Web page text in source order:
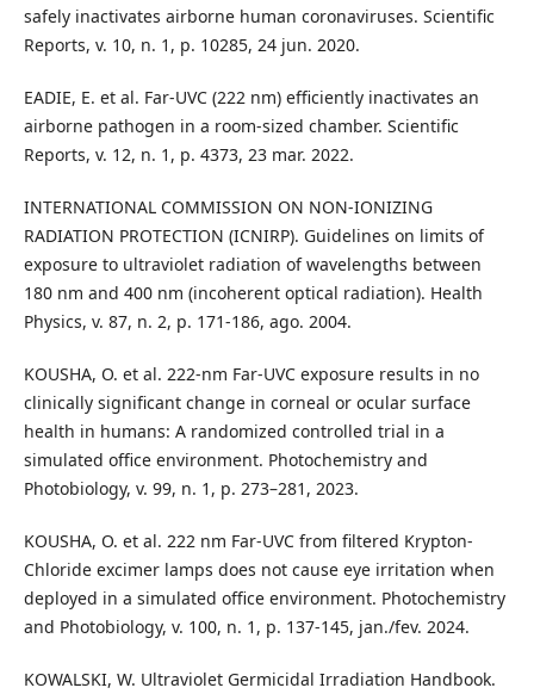
safely inactivates airborne human coronaviruses. Scientific
Reports, v. 10, n. 1, p. 10285, 24 jun. 2020.
EADIE, E. et al. Far-UVC (222 nm) efficiently inactivates an
airborne pathogen in a room-sized chamber. Scientific
Reports, v. 12, n. 1, p. 4373, 23 mar. 2022.
INTERNATIONAL COMMISSION ON NON-IONIZING
RADIATION PROTECTION (ICNIRP). Guidelines on limits of
exposure to ultraviolet radiation of wavelengths between
180 nm and 400 nm (incoherent optical radiation). Health
Physics, v. 87, n. 2, p. 171-186, ago. 2004.
KOUSHA, O. et al. 222-nm Far-UVC exposure results in no
clinically significant change in corneal or ocular surface
health in humans: A randomized controlled trial in a
simulated office environment. Photochemistry and
Photobiology, v. 99, n. 1, p. 273–281, 2023.
KOUSHA, O. et al. 222 nm Far-UVC from filtered Krypton-
Chloride excimer lamps does not cause eye irritation when
deployed in a simulated office environment. Photochemistry
and Photobiology, v. 100, n. 1, p. 137-145, jan./fev. 2024.
KOWALSKI, W. Ultraviolet Germicidal Irradiation Handbook.